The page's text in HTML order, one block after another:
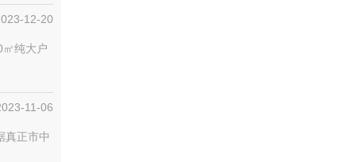
12-20
纯大户
11-06
真正市中